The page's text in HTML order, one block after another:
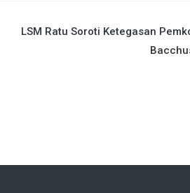
LSM Ratu Soroti Ketegasan